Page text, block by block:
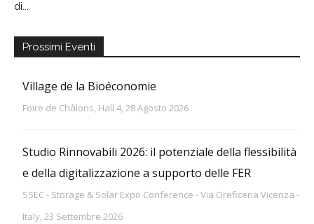
di...
Prossimi Eventi
Village de la Bioéconomie
Foire de Châlons, Hall 4, 28 Agosto 2026
Studio Rinnovabili 2026: il potenziale della flessibilità
e della digitalizzazione a supporto delle FER
SSEC - Storage & Solar Expo Conference - Via Oreficeria Vicenza -
Italy, 23 Settembre 2026